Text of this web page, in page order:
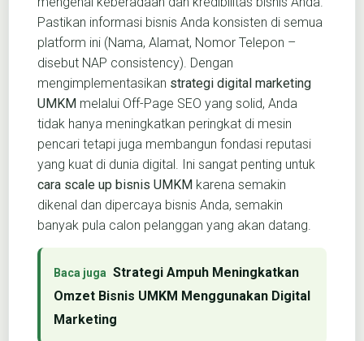
Pastikan informasi bisnis Anda konsisten di semua
platform ini (Nama, Alamat, Nomor Telepon –
disebut NAP consistency). Dengan
mengimplementasikan strategi digital marketing
UMKM melalui Off-Page SEO yang solid, Anda
tidak hanya meningkatkan peringkat di mesin
pencari tetapi juga membangun fondasi reputasi
yang kuat di dunia digital. Ini sangat penting untuk
cara scale up bisnis UMKM karena semakin
dikenal dan dipercaya bisnis Anda, semakin
banyak pula calon pelanggan yang akan datang.
Strategi Ampuh Meningkatkan
Omzet Bisnis UMKM Menggunakan Digital
Marketing